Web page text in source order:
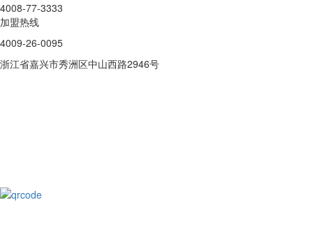
4008-77-3333
加盟热线
4009-26-0095
浙江省嘉兴市秀洲区中山西路2946号